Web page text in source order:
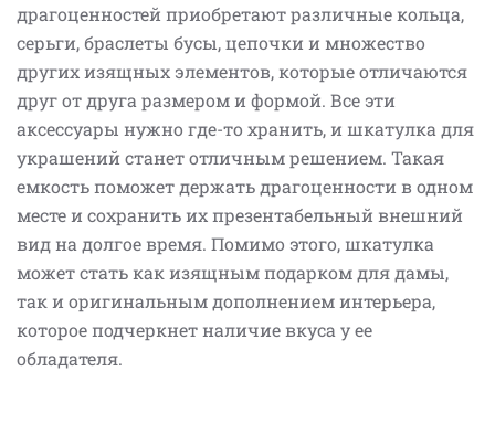
драгоценностей приобретают различные кольца,
серьги, браслеты бусы, цепочки и множество
других изящных элементов, которые отличаются
друг от друга размером и формой. Все эти
аксессуары нужно где-то хранить, и шкатулка для
украшений станет отличным решением. Такая
емкость поможет держать драгоценности в одном
месте и сохранить их презентабельный внешний
вид на долгое время. Помимо этого, шкатулка
может стать как изящным подарком для дамы,
так и оригинальным дополнением интерьера,
которое подчеркнет наличие вкуса у ее
обладателя.